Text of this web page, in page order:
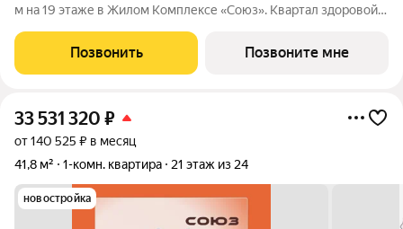
м на 19 этаже в Жилом Комплексе «Союз». Квартал здоровой
олимпийских видов спорта: - Ледовая арена для хоккея и
фигурного катания, - Футбольные
Позвонить Позвоните мне
33 531 320 ₽
от 140 525 ₽ в месяц
41,8 м²
1-комн. квартира 21 этаж из 24
новостройка